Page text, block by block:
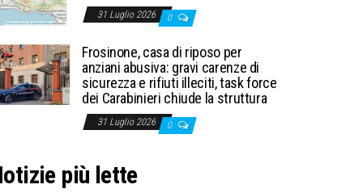
31 Luglio 2026 0
Frosinone, casa di riposo per
anziani abusiva: gravi carenze di
sicurezza e rifiuti illeciti, task force
dei Carabinieri chiude la struttura
31 Luglio 2026 0
più lette